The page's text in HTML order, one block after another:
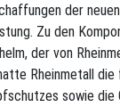
der
Zu den
der von
Rheinmetall die
sowie die